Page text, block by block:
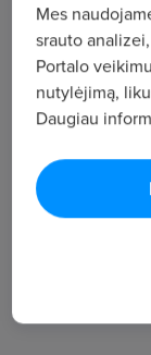
Įmonės
Peržiūros
Vid.
Mes
srauto
Portalo
nutylėjimą,
Daugiau